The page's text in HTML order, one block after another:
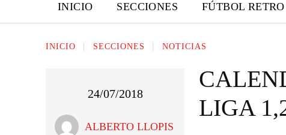
INICIO SECCIONES FÚTBOL RETRO
INICIO SECCIONES NOTICIAS
24/07/2018
ALBERTO LLOPIS
LIGA